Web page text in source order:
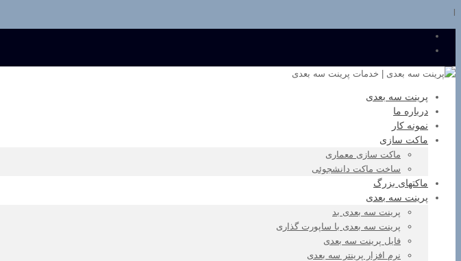
پرینت سه بعدی
درباره ما
نمونه کار
ماکت سازی
ماکت سازی معماری
ساخت ماکت دانشجوئی
ماکتهای بزرگ
پرینت سه بعدی
پرینت سه بعدی بد
پرینت سه بعدی با ساپورت گذاری
فایل پرینت سه بعدی
نرم افزار پرینتر سه بعدی